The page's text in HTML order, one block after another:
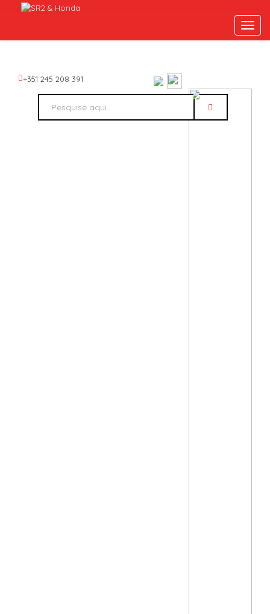
+351 245 208 391